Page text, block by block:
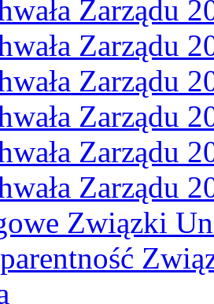
Zarządu
Zarządu
Zarządu
Zarządu
Zarządu
Zarządu
Związki